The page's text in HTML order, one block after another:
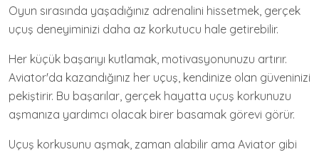
Oyun sırasında yaşadığınız adrenalini hissetmek, gerçek
uçuş deneyiminizi daha az korkutucu hale getirebilir.
Her küçük başarıyı kutlamak, motivasyonunuzu artırır.
Aviator'da kazandığınız her uçuş, kendinize olan güveninizi
pekiştirir. Bu başarılar, gerçek hayatta uçuş korkunuzu
aşmanıza yardımcı olacak birer basamak görevi görür.
Uçuş korkusunu aşmak, zaman alabilir ama Aviator gibi